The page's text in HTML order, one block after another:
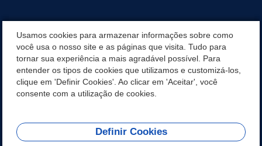
INSTAGRAN
📱🩺 SAUDE CONECTADA
REDES SOCIAIS
Usamos cookies para armazenar informações sobre como
você usa o nosso site e as páginas que visita. Tudo para
tornar sua experiência a mais agradável possível. Para
entender os tipos de cookies que utilizamos e customizá-los,
clique em 'Definir Cookies'. Ao clicar em 'Aceitar', você
consente com a utilização de cookies.
Definir Cookies